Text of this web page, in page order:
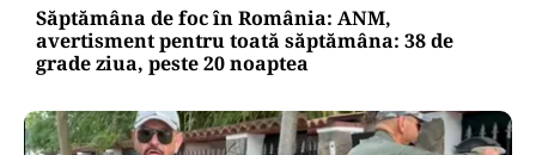
Săptămâna de foc în România: ANM,
avertisment pentru toată săptămâna: 38 de
grade ziua, peste 20 noaptea